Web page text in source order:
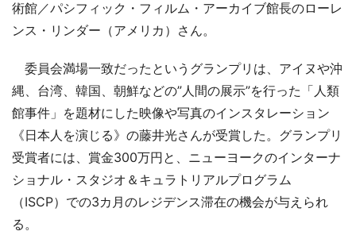
術館／パシフィック・フィルム・アーカイブ館長のローレ
ンス・リンダー（アメリカ）さん。
委員会満場一致だったというグランプリは、アイヌや沖
縄、台湾、韓国、朝鮮などの”人間の展示”を行った「人類
館事件」を題材にした映像や写真のインスタレーション
《日本人を演じる》の藤井光さんが受賞した。グランプリ
受賞者には、賞金300万円と、ニューヨークのインターナ
ショナル・スタジオ＆キュラトリアルプログラム
（ISCP）での3カ月のレジデンス滞在の機会が与えられ
る。